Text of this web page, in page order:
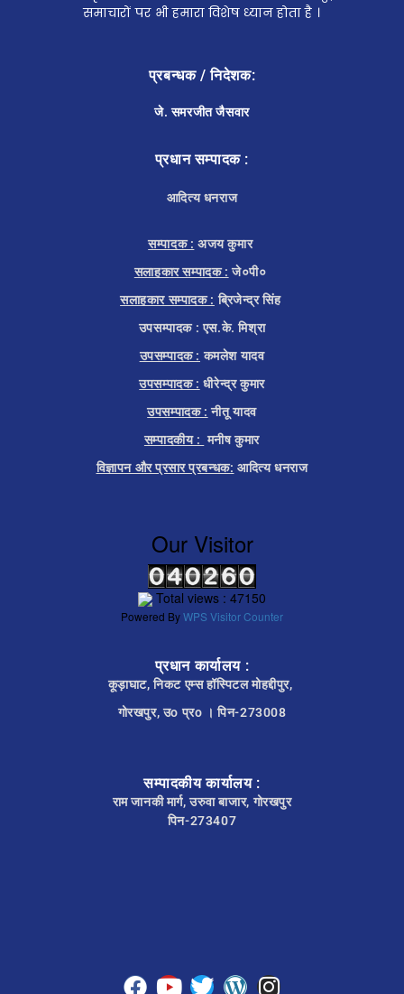
समाचारों पर भी हमारा विशेष ध्यान होता है ।
प्रबन्धक / निदेशक:
जे. समरजीत जैसवार
प्रधान सम्पादक :
आदित्य धनराज
सम्पादक : अजय कुमार
सलाहकार सम्पादक : जे०पी०
सलाहकार सम्पादक : ब्रिजेन्द्र सिंह
उपसम्पादक : एस.के. मिश्रा
उपसम्पादक : कमलेश यादव
उपसम्पादक : धीरेन्द्र कुमार
उपसम्पादक : नीतू यादव
सम्पादकीय : मनीष कुमार
विज्ञापन और प्रसार प्रबन्धक: आदित्य धनराज
Our Visitor
Total views : 47150
Powered ByWPS Visitor Counter
प्रधान कार्यालय :
कूड़ाघाट, निकट एम्स हॉस्पिटल मोहद्दीपुर,
गोरखपुर, उo प्रo । पिन-273008
सम्पादकीय कार्यालय :
राम जानकी मार्ग, उरुवा बाजार, गोरखपुर
पिन-273407